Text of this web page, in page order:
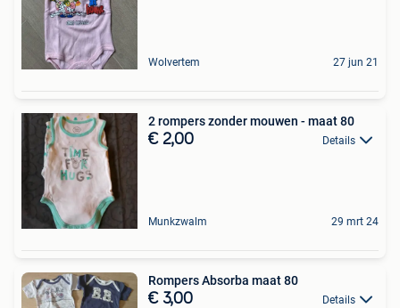
Wolvertem 27 jun 21
2 rompers zonder mouwen - maat 80
€ 2,00 Details
Munkzwalm 29 mrt 24
Rompers Absorba maat 80
€ 3,00 Details